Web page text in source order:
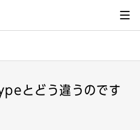
とどう違うのです